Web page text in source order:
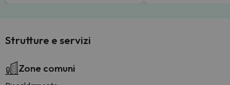
Strutture e servizi
Zone comuni